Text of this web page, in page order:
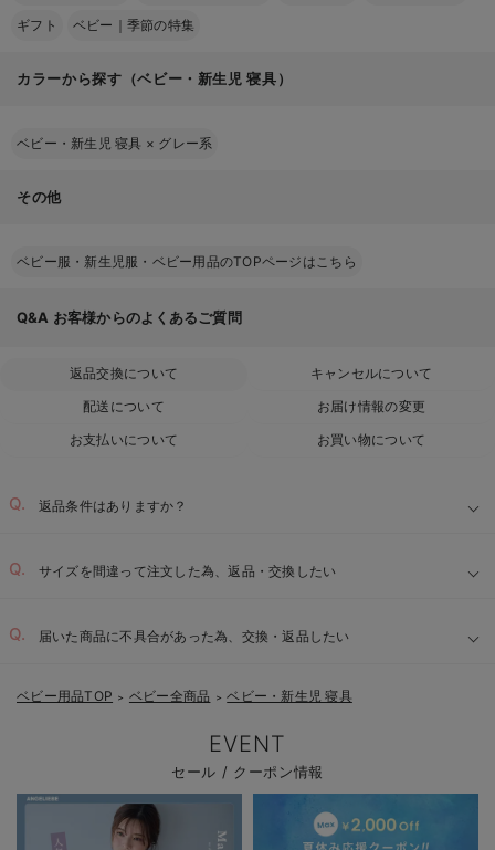
ギフト ベビー｜季節の特集
カラーから探す（ベビー・新生児 寝具）
ベビー・新生児 寝具 × グレー系
その他
ベビー服・新生児服・ベビー用品のTOPページはこちら
Q&A お客様からのよくあるご質問
返品交換について
キャンセルについて
配送について
お届け情報の変更
お支払いについて
お買い物について
返品条件はありますか？
サイズを間違って注文した為、返品・交換したい
届いた商品に不具合があった為、交換・返品したい
ベビー用品TOP ＞ ベビー全商品 ＞ ベビー・新生児 寝具
EVENT
セール / クーポン情報